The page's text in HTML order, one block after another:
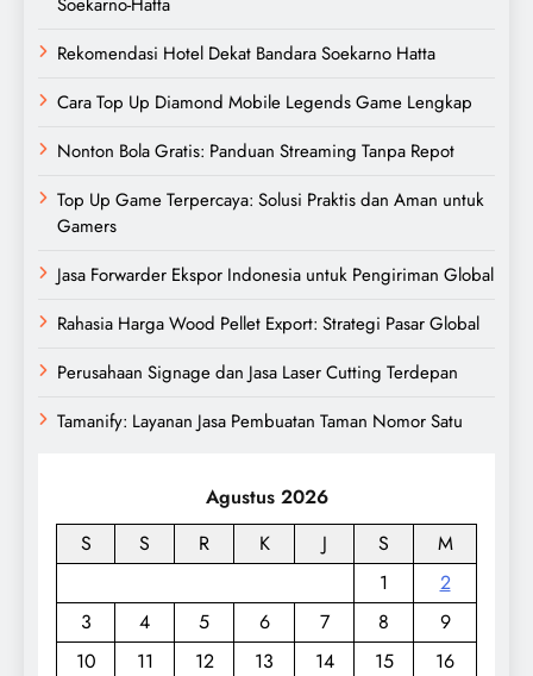
Rekomendasi Hotel Dekat Bandara Soekarno Hatta
Cara Top Up Diamond Mobile Legends Game Lengkap
Nonton Bola Gratis: Panduan Streaming Tanpa Repot
Top Up Game Terpercaya: Solusi Praktis dan Aman untuk
Gamers
Jasa Forwarder Ekspor Indonesia untuk Pengiriman Global
Rahasia Harga Wood Pellet Export: Strategi Pasar Global
Perusahaan Signage dan Jasa Laser Cutting Terdepan
Tamanify: Layanan Jasa Pembuatan Taman Nomor Satu
Agustus 2026
S
S R K J S
M
1
2
3
4 5 6 7 8
9
10
11 12 13 14 15
16